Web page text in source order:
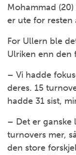
Mohammad
er ute for resten
For Ullern ble
Ulriken enn den
– Vi hadde
deres. 15
hadde 31 sist,
– Det er ganske
turnovers mer,
den store